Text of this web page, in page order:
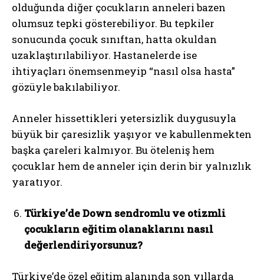
olduğunda diğer çocukların anneleri bazen
olumsuz tepki gösterebiliyor. Bu tepkiler
sonucunda çocuk sınıftan, hatta okuldan
uzaklaştırılabiliyor. Hastanelerde ise
ihtiyaçları önemsenmeyip “nasıl olsa hasta”
gözüyle bakılabiliyor.
Anneler hissettikleri yetersizlik duygusuyla
büyük bir çaresizlik yaşıyor ve kabullenmekten
başka çareleri kalmıyor. Bu öteleniş hem
çocuklar hem de anneler için derin bir yalnızlık
yaratıyor.
Türkiye’de Down sendromlu ve otizmli
çocukların eğitim olanaklarını nasıl
değerlendiriyorsunuz?
Türkiye’de özel eğitim alanında son yıllarda